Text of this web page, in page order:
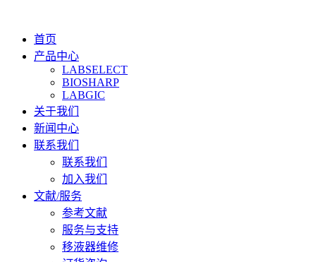
首页
产品中心
LABSELECT
BIOSHARP
LABGIC
关于我们
新闻中心
联系我们
联系我们
加入我们
文献/服务
参考文献
服务与支持
移液器维修